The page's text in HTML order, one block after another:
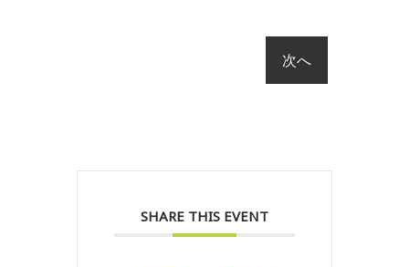
SHARE THIS EVENT